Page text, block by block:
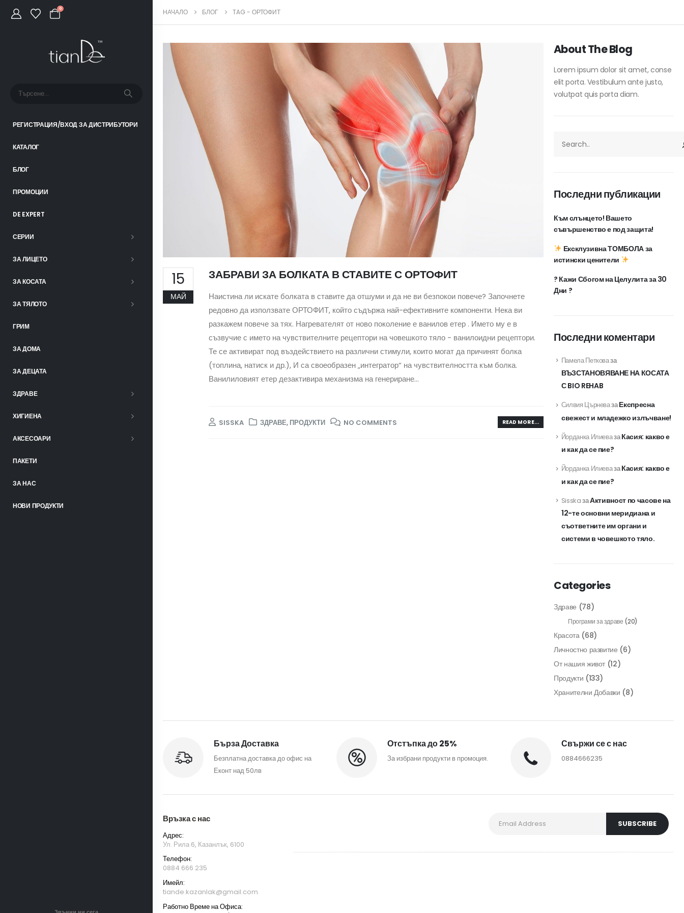
0
РЕГИСТРАЦИЯ/ВХОД ЗА ДИСТРИБУТОРИ
КАТАЛОГ
БЛОГ
ПРОМОЦИИ
DE EXPERT
СЕРИИ
ЗА ЛИЦЕТО
ЗА КОСАТА
ЗА ТЯЛОТО
ГРИМ
ЗА ДОМА
ЗА ДЕЦАТА
ЗДРАВЕ
ХИГИЕНА
АКСЕСОАРИ
ПАКЕТИ
ЗА НАС
НОВИ ПРОДУКТИ
НАЧАЛО БЛОГ TAG - ОРТОФИТ
15
МАЙ
ЗАБРАВИ ЗА БОЛКАТА В СТАВИТЕ С ОРТОФИТ
Наистина ли искате болката в ставите да отшуми и да не ви безпокои повече? Започнете
редовно да използвате ОРТОФИТ, който съдържа най-ефективните компоненти. Нека ви
разкажем повече за тях. Нагревателят от ново поколение е ванилов етер . Името му е в
съзвучие с името на чувствителните рецептори на човешкото тяло - ванилоидни рецептори.
Те се активират под въздействието на различни стимули, които могат да причинят болка
(топлина, натиск и др.), И са своеобразен „интегратор“ на чувствителността към болка.
Ванилиловият етер дезактивира механизма на генериране...
SISSKA ЗДРАВЕ, ПРОДУКТИ NO COMMENTS READ MORE...
About The Blog
Lorem ipsum dolor sit amet, conse
elit porta. Vestibulum ante justo,
volutpat quis porta diam.
Последни публикации
Към слънцето! Вашето
съвършенство е под защита!
Ексклузивна ТОМБОЛА за
истински ценители
? Кажи Сбогом на Целулита за 30
Дни ?
Последни коментари
Памела Петковаза
ВЪЗСТАНОВЯВАНЕ НА КОСАТА
С BIO REHAB
Силвия ЦърневазаЕкспресна
свежест и младежко излъчване!
Йорданка ИлиевазаКасия: какво е
и как да се пие?
Йорданка ИлиевазаКасия: какво е
и как да се пие?
SisskaзаАктивност по часове на
12-те основни меридиана и
съответните им органи и
системи в човешкото тяло.
Categories
Здраве (78)
Програми за здраве (20)
Красота(68)
Личностно развитие (6)
От нашия живот (12)
Продукти (133)
Хранителни Добавки (8)
Бърза Доставка
Безплатна доставка до офис на
Еконт над 50лв
Отстъпка до 25%
За избрани продукти в промоция.
Свържи се с нас
0884666235
Връзка с нас
Адрес:
Ул. Рила 6, Казанлък, 6100
Телефон:
0884 666 235
Имейл:
tiande.kazanlak@gmail.com
Работно Време на Офиса: